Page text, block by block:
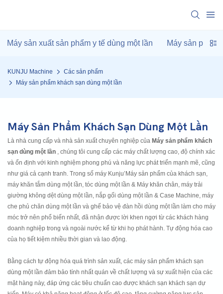
Máy sản xuất sản phẩm y tế dùng một lần Máy sản phẩm
KUNJU Machine
Các sản phẩm
Máy sản phẩm khách sạn dùng một lần
Máy Sản Phẩm Khách Sạn Dùng Một Lần
Là nhà cung cấp và nhà sản xuất chuyên nghiệp của Máy sản phẩm khách
sạn dùng một lần , chúng tôi cung cấp các máy chất lượng cao, độ chính xác
và ổn định với kinh nghiệm phong phú và năng lực phát triển mạnh mẽ, cũng
như giá cả cạnh tranh. Trong số máy Kunju’Máy sản phẩm của khách sạn,
máy khăn tắm dùng một lần, tóc dùng một lần & Máy khăn chân, máy trải
giường không dệt dùng một lần, nắp gối dùng một lần & Case Machine, máy
che phủ chăn dùng một lần và ghế bảo vệ đàn hồi dùng một lần làm cho máy
móc trở nên phổ biến nhất, đã nhận được lời khen ngợi từ các khách hàng
doanh nghiệp trong và ngoài nước kể từ khi họ phát hành. Tự động hóa cao
của họ tiết kiệm nhiều thời gian và lao động.
Bằng cách tự động hóa quá trình sản xuất, các máy sản phẩm khách sạn
dùng một lần đảm bảo tính nhất quán về chất lượng và sự xuất hiện của các
mặt hàng này, đáp ứng các tiêu chuẩn cao được khách sạn khách sạn dự